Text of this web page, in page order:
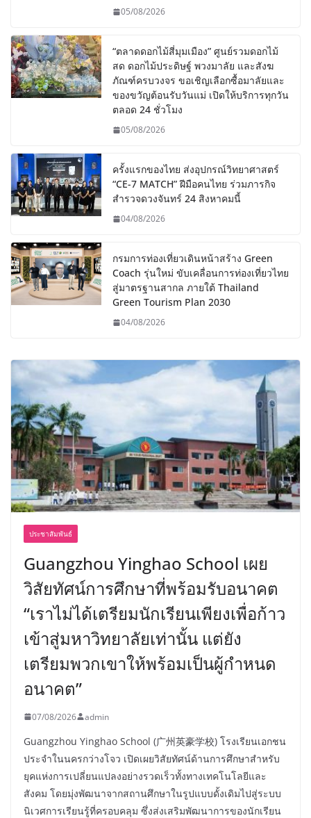
05/08/2026
“ตลาดดอกไม้สี่มุมเมือง” ศูนย์รวมดอกไม้
สด ดอกไม้ประดิษฐ์ พวงมาลัย และสังฆ
ภัณฑ์ครบวงจร ขอเชิญเลือกซื้อมาลัยและ
ของขวัญต้อนรับวันแม่ เปิดให้บริการทุกวัน
ตลอด 24 ชั่วโมง
05/08/2026
ครั้งแรกของไทย ส่งอุปกรณ์วิทยาศาสตร์
“CE-7 MATCH” ฝีมือคนไทย ร่วมภารกิจ
สำรวจดวงจันทร์ 24 สิงหาคมนี้
04/08/2026
กรมการท่องเที่ยวเดินหน้าสร้าง Green
Coach รุ่นใหม่ ขับเคลื่อนการท่องเที่ยวไทย
สู่มาตรฐานสากล ภายใต้ Thailand
Green Tourism Plan 2030
04/08/2026
ประชาสัมพันธ์
Guangzhou Yinghao School เผย
วิสัยทัศน์การศึกษาที่พร้อมรับอนาคต
“เราไม่ได้เตรียมนักเรียนเพียงเพื่อก้าว
เข้าสู่มหาวิทยาลัยเท่านั้น แต่ยัง
เตรียมพวกเขาให้พร้อมเป็นผู้กำหนด
อนาคต”
07/08/2026 admin
Guangzhou Yinghao School (广州英豪学校) โรงเรียนเอกชน
ประจำในนครกว่างโจว เปิดเผยวิสัยทัศน์ด้านการศึกษาสำหรับ
ยุคแห่งการเปลี่ยนแปลงอย่างรวดเร็วทั้งทางเทคโนโลยีและ
สังคม โดยมุ่งพัฒนาจากสถานศึกษาในรูปแบบดั้งเดิมไปสู่ระบบ
นิเวศการเรียนรู้ที่ครอบคลุม ซึ่งส่งเสริมพัฒนาการของนักเรียน